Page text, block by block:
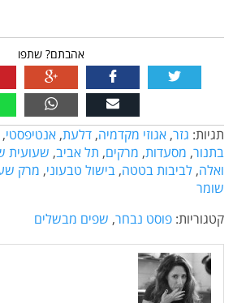
אהבתם? שתפו
תגיות: גזר, אגוזי מקדמיה, דלעת, אנטיפסטי,
בתנור, מסעדות, מרקים, תל אביב, שעועית
ואלה, לביבות בטטה, בישול טבעוני, מרק
שומר
קטגוריות: פוסט נבחר, שפים מבשלים